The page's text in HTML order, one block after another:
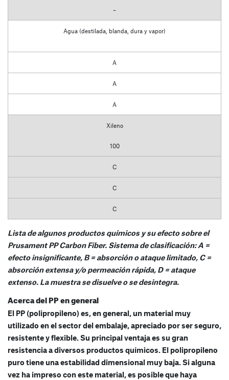
–
Agua (destilada, blanda, dura y vapor)
A
A
A
Xileno
100
C
C
C
Lista de algunos productos químicos y su efecto sobre el
Prusament PP Carbon Fiber. Sistema de clasificación: A =
efecto insignificante, B = absorción o ataque limitado, C =
absorción extensa y/o permeación rápida, D = ataque
extenso. La muestra se disuelve o se desintegra.
Acerca del PP en general
El PP (polipropileno) es, en general, un material muy
utilizado en el sector del embalaje, apreciado por ser seguro,
resistente y flexible. Su principal ventaja es su gran
resistencia a diversos productos químicos. El polipropileno
puro tiene una estabilidad dimensional muy baja. Si alguna
vez ha impreso con este material, es posible que haya